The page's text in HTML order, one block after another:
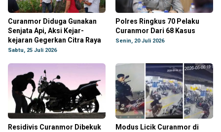
Curanmor Diduga Gunakan
Senjata Api, Aksi Kejar-
kejaran Gegerkan Citra Raya
Sabtu, 25 Juli 2026
Polres Ringkus 70 Pelaku
Curanmor Dari 68 Kasus
Senin, 20 Juli 2026
Residivis Curanmor Dibekuk
Modus Licik Curanmor di